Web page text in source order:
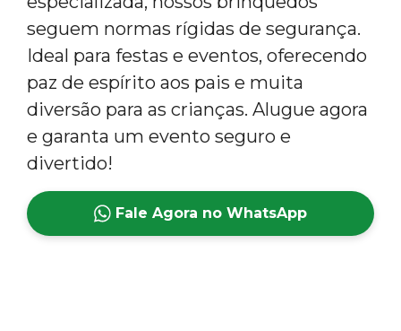
seguem normas rígidas de segurança.
Ideal para festas e eventos, oferecendo
paz de espírito aos pais e muita
diversão para as crianças. Alugue agora
e garanta um evento seguro e
divertido!
Fale Agora no WhatsApp